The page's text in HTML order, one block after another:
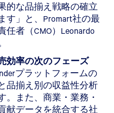
的な品揃え戦略の確立
す」と、Promart社の最
者（CMO）Leonardo
効率の次のフェーズ
プラットフォームの
品揃え別の収益性分析
。また、商業・業務・
献データを統合する社